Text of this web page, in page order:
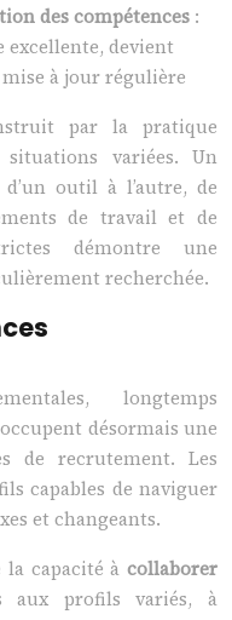
des compétences :
devient
à jour régulière
par la pratique
variées. Un
outil à l’autre, de
de travail et de
démontre une
recherchée.
longtemps
désormais une
de recrutement. Les
capables de naviguer
et changeants.
capacité à collaborer
aux profils variés, à